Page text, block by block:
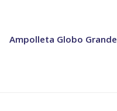
Ampolleta Globo Grande